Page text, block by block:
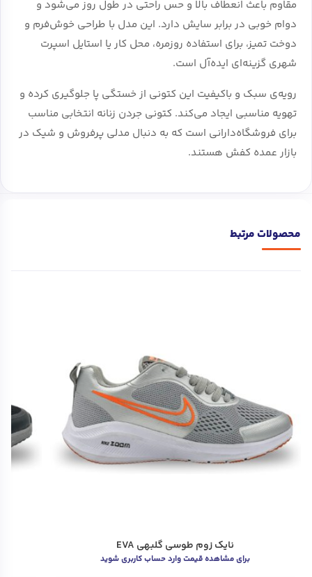
مقاوم باعث انعطاف بالا و حس راحتی در طول روز می‌شود و
دوام خوبی در برابر سایش دارد. این مدل با طراحی خوش‌فرم و
دوخت تمیز، برای استفاده روزمره، محل کار یا استایل اسپرت
شهری گزینه‌ای ایده‌آل است.
رویه‌ی سبک و باکیفیت این کتونی از خستگی پا جلوگیری کرده و
تهویه مناسبی ایجاد می‌کند. کتونی جردن زنانه انتخابی مناسب
برای فروشگاه‌دارانی است که به دنبال مدلی پرفروش و شیک در
بازار عمده کفش هستند.
محصولات مرتبط
نایک زوم طوسی گلبهی EVA
برای مشاهده قیمت وارد حساب کاربری شوید